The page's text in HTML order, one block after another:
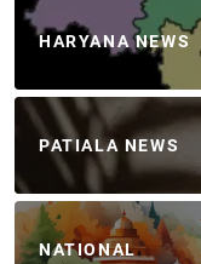
HARYANA NEWS
PATIALA NEWS
NATIONAL